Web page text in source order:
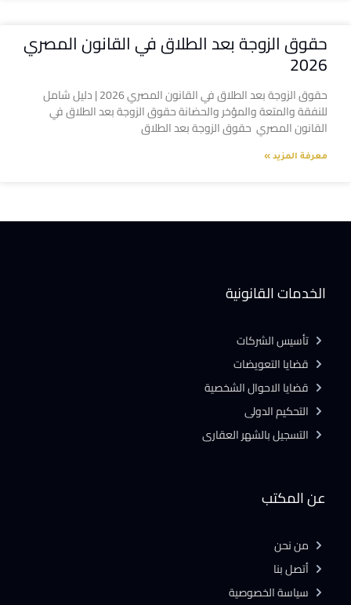
حقوق الزوجة بعد الطلاق في القانون المصري
2026
حقوق الزوجة بعد الطلاق في القانون المصري 2026 | دليل شامل
للنفقة والمتعة والمؤخر والحضانة حقوق الزوجة بعد الطلاق في
القانون المصري حقوق الزوجة بعد الطلاق
معرفة المزيد »
عن المكتب
من نحن
أتصل بنا
سياسة الخصوصية
الخدمات القانونية
تأسيس الشركات
قضايا التعويضات
قضايا الاحوال الشخصية
التحكيم الدولى
التسجيل بالشهر العقارى